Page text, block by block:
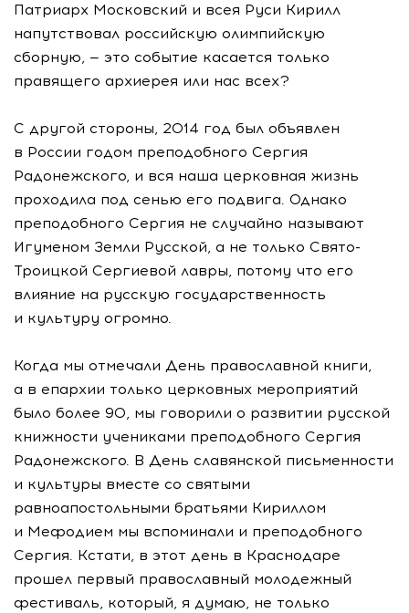
Патриарх Московский и всея Руси Кирилл
напутствовал российскую олимпийскую
сборную, — это событие касается только
правящего архиерея или нас всех?
С другой стороны, 2014 год был объявлен
в России годом преподобного Сергия
Радонежского, и вся наша церковная жизнь
проходила под сенью его подвига. Однако
преподобного Сергия не случайно называют
Игуменом Земли Русской, а не только Свято-
Троицкой Сергиевой лавры, потому что его
влияние на русскую государственность
и культуру огромно.
Когда мы отмечали День православной книги,
а в епархии только церковных мероприятий
было более 90, мы говорили о развитии русской
книжности учениками преподобного Сергия
Радонежского. В День славянской письменности
и культуры вместе со святыми
равноапостольными братьями Кириллом
и Мефодием мы вспоминали и преподобного
Сергия. Кстати, в этот день в Краснодаре
прошел первый православный молодежный
фестиваль, который, я думаю, не только